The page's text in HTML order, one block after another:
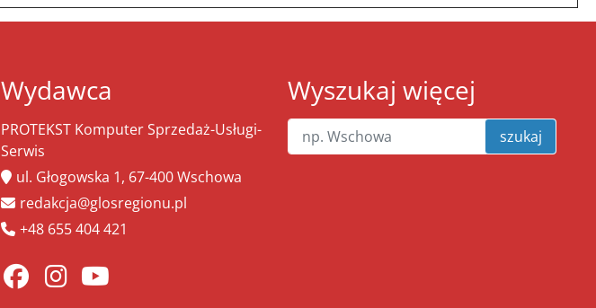
Wydawca
PROTEKST Komputer Sprzedaż-Usługi-
Serwis
ul. Głogowska 1, 67-400 Wschowa
redakcja@glosregionu.pl
+48 655 404 421
Wyszukaj więcej
szukaj